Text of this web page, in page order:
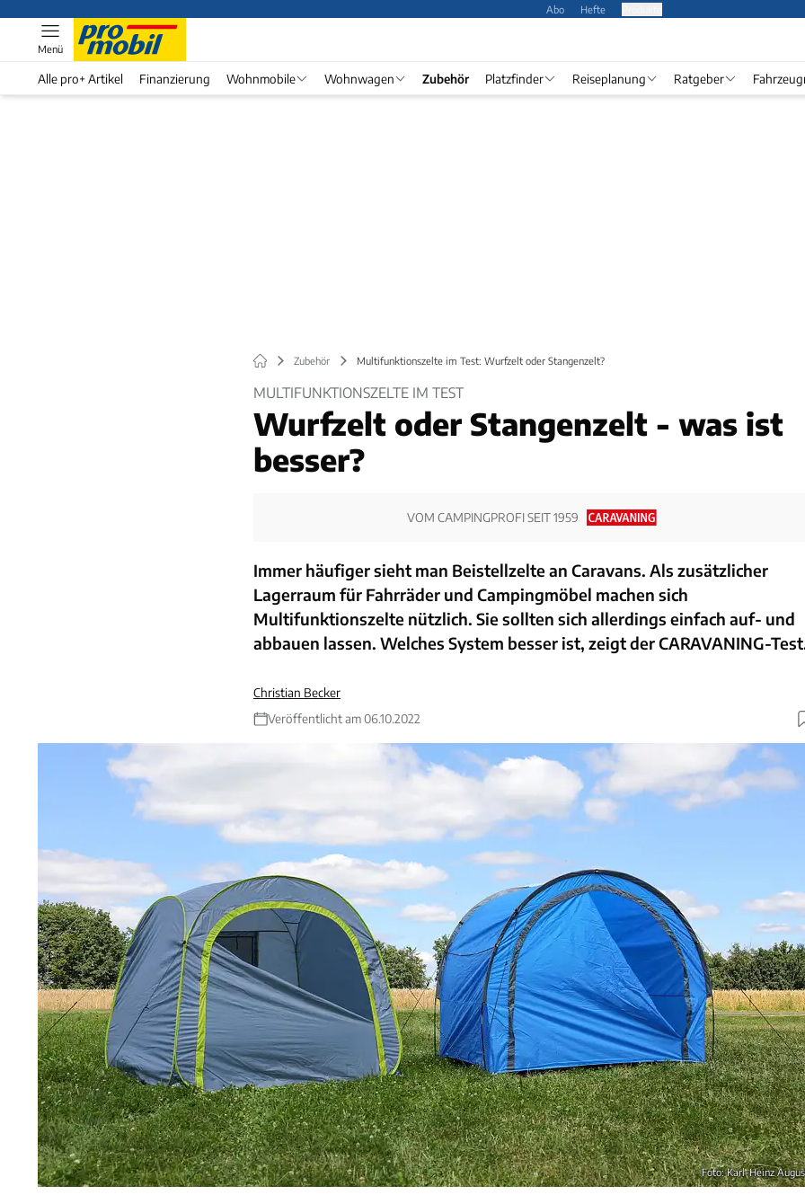
Abo Hefte
Menü
Alle pro+ Artikel Finanzierung Wohnmobile Wohnwagen Zubehör Platzfinder Reiseplanung Ratgeber
Zubehör Multifunktionszelte im Test: Wurfzelt oder Stangenzelt?
MULTIFUNKTIONSZELTE IM TEST
Wurfzelt oder Stangenzelt - was ist
besser?
VOM CAMPINGPROFI SEIT 1959
Immer häufiger sieht man Beistellzelte an Caravans. Als zusätzlicher
Lagerraum für Fahrräder und Campingmöbel machen sich
Multifunktionszelte nützlich. Sie sollten sich allerdings einfach auf- und
abbauen lassen. Welches System besser ist, zeigt der CARAVANING-
Christian Becker
Veröffentlicht am 06.10.2022
Foto: Karl-Heinz